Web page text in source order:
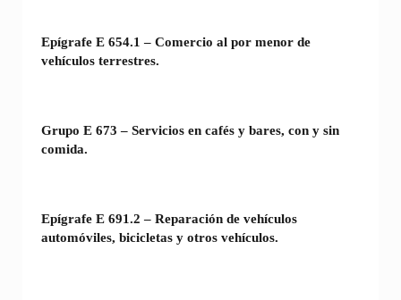
Epígrafe E 654.1 – Comercio al por menor de
vehículos terrestres.
Grupo E 673 – Servicios en cafés y bares, con y sin
comida.
Epígrafe E 691.2 – Reparación de vehículos
automóviles, bicicletas y otros vehículos.